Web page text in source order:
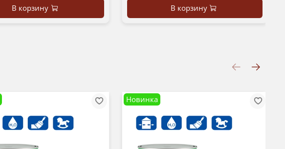
В корзину В корзину
Новинка